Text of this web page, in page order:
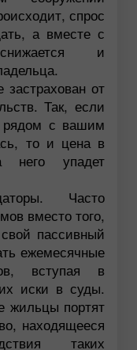
спрос
а вместе с
и
от
Так, если
рядом с вашим
то и цена в
упадет
Часто
вместо того,
пассивный
ежемесячные
вступая в
иски в суды.
жильцы портят
находящееся
таких